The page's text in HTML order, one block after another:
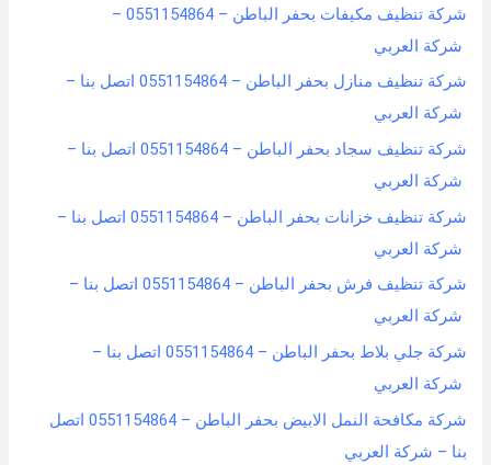
شركة تنظيف مكيفات بحفر الباطن – 0551154864 –
شركة العربي
شركة تنظيف منازل بحفر الباطن – 0551154864 اتصل بنا –
شركة العربي
شركة تنظيف سجاد بحفر الباطن – 0551154864 اتصل بنا –
شركة العربي
شركة تنظيف خزانات بحفر الباطن – 0551154864 اتصل بنا –
شركة العربي
شركة تنظيف فرش بحفر الباطن – 0551154864 اتصل بنا –
شركة العربي
شركة جلي بلاط بحفر الباطن – 0551154864 اتصل بنا –
شركة العربي
شركة مكافحة النمل الابيض بحفر الباطن – 0551154864 اتصل
بنا – شركة العربي